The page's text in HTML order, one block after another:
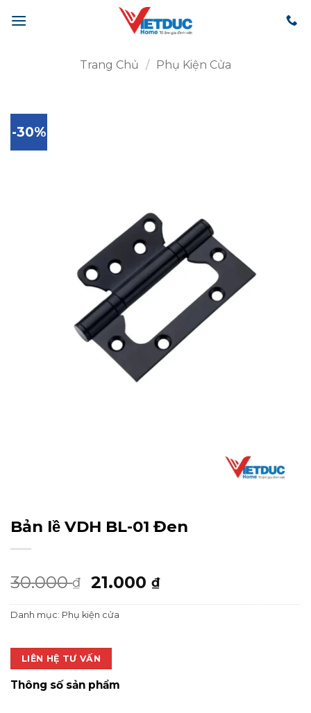
qua
Trang Chủ / Phụ Kiện Cửa
-30%
Bản lề VDH BL-01 Đen
30.000₫
Giá
gốc
là:
21.000 ₫Giá
hiện
Danh mục: Phụ kiện cửa
LIÊN HỆ TƯ VẤN
Thông số sản phẩm